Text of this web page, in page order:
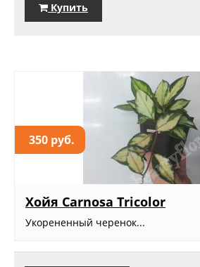
Купить
350 руб.
Хойя Carnosa Tricolor
Укорененный черенок...